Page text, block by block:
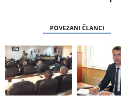
POVEZANI ČLANCI